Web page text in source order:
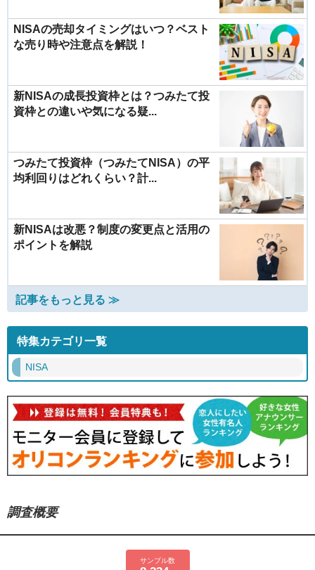
NISAの売却タイミングはいつ？ベスト
な売り時や注意点を解説！
新NISAの成長投資枠とは？つみたて投
資枠との違いや気になる疑...
つみたて投資枠（つみたてNISA）の平
均利回りはどれくらい？計...
新NISAは改悪？制度の変更点と活用の
ポイントを解説
記事をもっと見る ≫
特集カテゴリ一覧
NISA
調査概要
サンプル数